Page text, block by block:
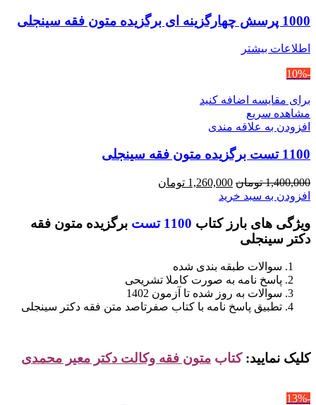
1000 پرسش چهارگزینه ای برگزیده متون فقه سینجلی
اطلاعات بیشتر
-10%
برای مقایسه اضافه کنید
مشاهده سریع
افزودن به علاقه مندی
1100 تست برگزیده متون فقه سینجلی
1,400,000 تومان قیمت
اصلی
بود.
1,260,000 تومان
است.
افزودن به سبد خرید
ویژگی های بارز کتاب 1100 تست
برگزیده متون فقه
دکتر سینجلی
سوالات طبقه بندی شده
پاسخ نامه به صورت کاملا تشریحی
سوالات به روز شده تا آزمون 1402
تطبیق پاسخ نامه با کتاب صفرتاصد متن فقه دکتر سینجلی
کلیک نمایید: کتاب متون فقه وکالت دکتر معیر محمدی
-13%